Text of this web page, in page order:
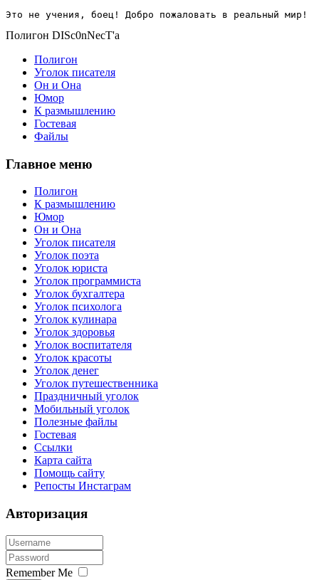
Это не учения, боец! Добро пожаловать в реальный мир!
Полигон DISc0nNecT'a
Полигон
Уголок писателя
Он и Она
Юмор
К размышлению
Гостевая
Файлы
Главное меню
Полигон
К размышлению
Юмор
Он и Она
Уголок писателя
Уголок поэта
Уголок юриста
Уголок программиста
Уголок бухгалтера
Уголок психолога
Уголок кулинара
Уголок здоровья
Уголок воспитателя
Уголок красоты
Уголок денег
Уголок путешественника
Праздничный уголок
Мобильный уголок
Полезные файлы
Гостевая
Ссылки
Карта сайта
Помощь сайту
Репосты Инстаграм
Авторизация
Remember Me